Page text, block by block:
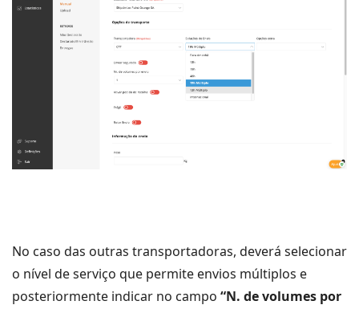
No caso das outras transportadoras, deverá selecionar
o nível de serviço que permite envios múltiplos e
posteriormente indicar no campo “N. de volumes por